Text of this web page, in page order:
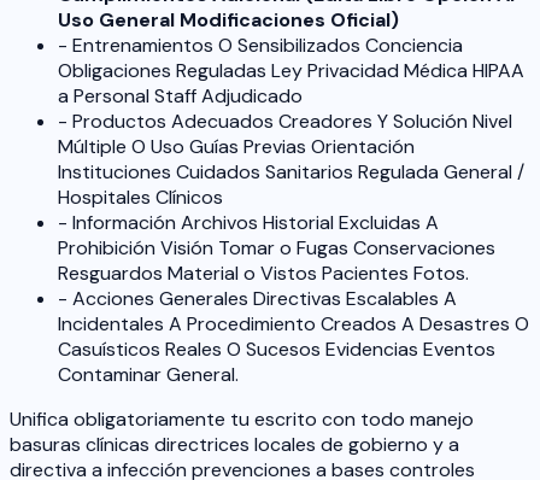
Uso General Modificaciones Oficial)
- Entrenamientos O Sensibilizados Conciencia
Obligaciones Reguladas Ley Privacidad Médica HIPAA
a Personal Staff Adjudicado
- Productos Adecuados Creadores Y Solución Nivel
Múltiple O Uso Guías Previas Orientación
Instituciones Cuidados Sanitarios Regulada General /
Hospitales Clínicos
- Información Archivos Historial Excluidas A
Prohibición Visión Tomar o Fugas Conservaciones
Resguardos Material o Vistos Pacientes Fotos.
- Acciones Generales Directivas Escalables A
Incidentales A Procedimiento Creados A Desastres O
Casuísticos Reales O Sucesos Evidencias Eventos
Contaminar General.
Unifica obligatoriamente tu escrito con todo manejo
basuras clínicas directrices locales de gobierno y a
directiva a infección prevenciones a bases controles